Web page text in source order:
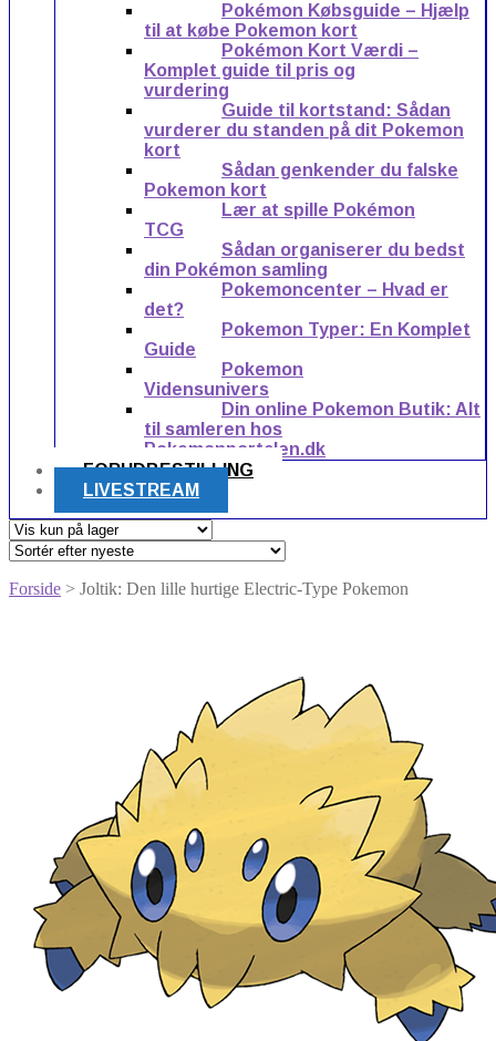
Pokémon Købsguide – Hjælp
til at købe Pokemon kort
Pokémon Kort Værdi –
Komplet guide til pris og
vurdering
Guide til kortstand: Sådan
vurderer du standen på dit Pokemon
kort
Sådan genkender du falske
Pokemon kort
Lær at spille Pokémon
TCG
Sådan organiserer du bedst
din Pokémon samling
Pokemoncenter – Hvad er
det?
Pokemon Typer: En Komplet
Guide
Pokemon
Vidensunivers
Din online Pokemon Butik: Alt
til samleren hos
Pokemonportalen.dk
FORUDBESTILLING
LIVESTREAM
Forside > Joltik: Den lille hurtige Electric-Type Pokemon